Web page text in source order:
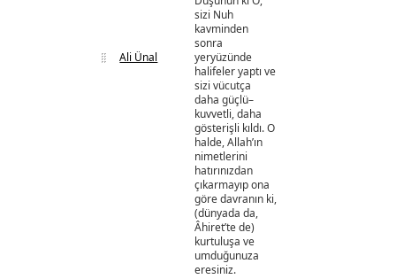
Ali Ünal
sizi Nuh
kavminden
sonra
yeryüzünde
halifeler yaptı ve
sizi vücutça
daha güçlü–
kuvvetli, daha
gösterişli kıldı. O
halde, Allah’ın
nimetlerini
hatırınızdan
çıkarmayıp ona
göre davranın ki,
(dünyada da,
Âhiret’te de)
kurtuluşa ve
umduğunuza
eresiniz.